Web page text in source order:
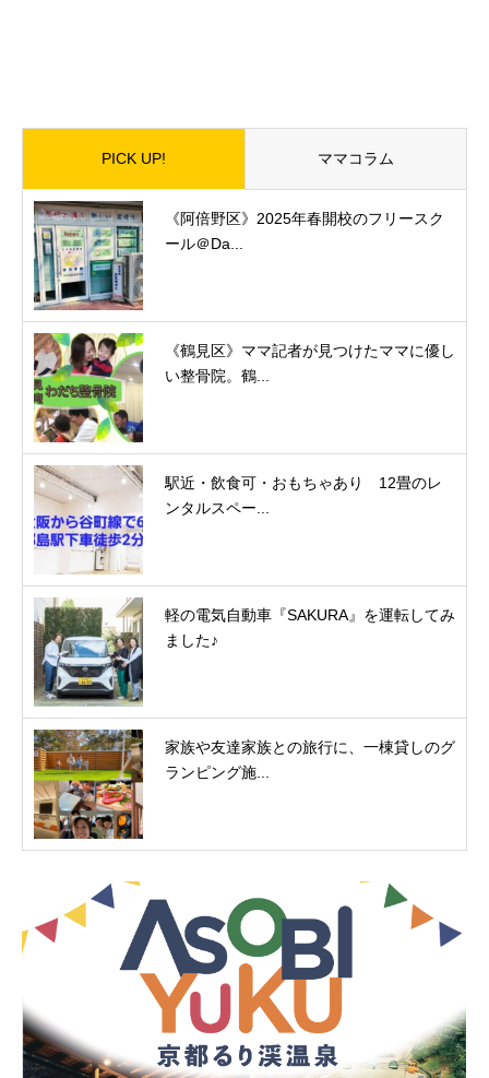
PICK UP! ママコラム
《阿倍野区》2025年春開校のフリースク
ール＠Da...
《鶴見区》ママ記者が見つけたママに優し
い整骨院。鶴...
駅近・飲食可・おもちゃあり 12畳のレ
ンタルスペー...
軽の電気自動車『SAKURA』を運転してみ
ました♪
家族や友達家族との旅行に、一棟貸しのグ
ランピング施...